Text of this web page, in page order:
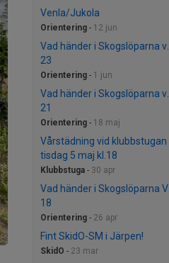
Venla/Jukola
Orientering - 12 jun
Vad händer i Skogslöparna v.
23
Orientering - 1 jun
Vad händer i Skogslöparna v.
21
Orientering - 18 maj
Vårstädning vid klubbstugan
tisdag 5 maj kl.18
Klubbstuga - 30 apr
Vad händer i Skogslöparna V.
18
Orientering - 26 apr
Fint SkidO-SM i Järpen!
SkidO - 23 mar